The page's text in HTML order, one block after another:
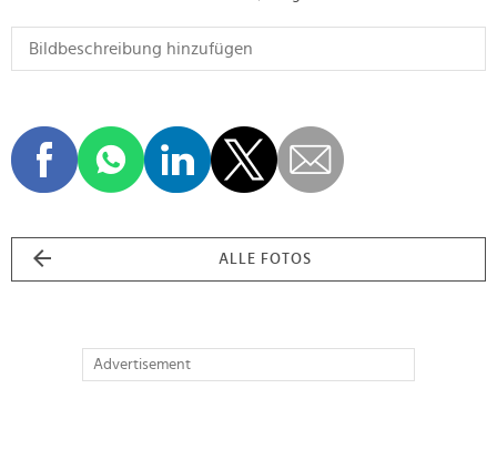
ALLE FOTOS
Advertisement